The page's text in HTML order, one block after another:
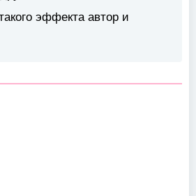
эффекта автор и